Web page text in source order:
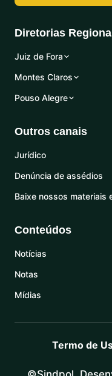
Diretorias
Juiz de Fora
Montes Claros
Pouso Alegre
Outros canais
Jurídico
Denúncia de assédios
Baixe nossos materiais
Conteúdos
Notícias
Notas
Mídias
Termo de